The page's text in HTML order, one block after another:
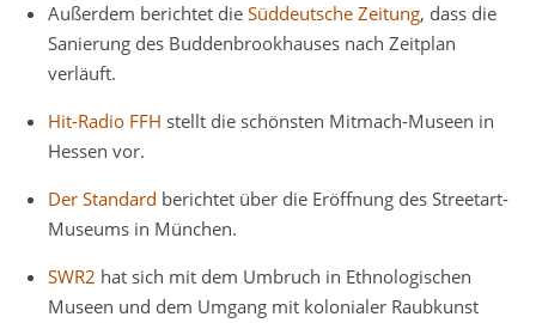
Außerdem berichtet die Süddeutsche Zeitung, dass die
Sanierung des Buddenbrookhauses nach Zeitplan
verläuft.
Hit-Radio FFH stellt die schönsten Mitmach-Museen in
Hessen vor.
Der Standard berichtet über die Eröffnung des Streetart-
Museums in München.
SWR2 hat sich mit dem Umbruch in Ethnologischen
Museen und dem Umgang mit kolonialer Raubkunst